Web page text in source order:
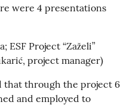
were 4 presentations
ESF Project “Zaželi”
project manager)
that through the project 6
and employed to